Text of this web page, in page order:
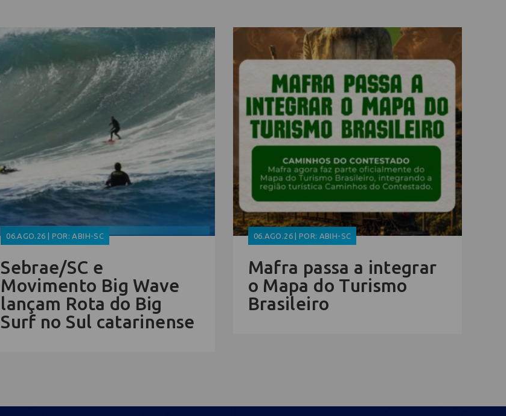
06.AGO.26 | POR: ABIH-SC
Sebrae/SC e
Movimento Big Wave
lançam Rota do Big
Surf no Sul catarinense
06.AGO.26 | POR: ABIH-SC
Mafra passa a integrar
o Mapa do Turismo
Brasileiro